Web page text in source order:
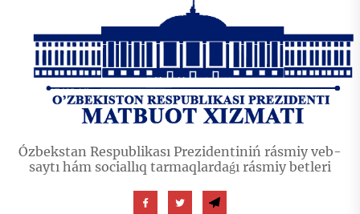
Ózbekstan Respublikası Prezidentiniń rásmiy veb-
saytı hám sociallıq tarmaqlardaǵı rásmiy betleri